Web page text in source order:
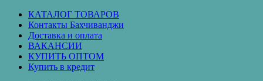
Перейти
содержимому
КАТАЛОГ ТОВАРОВ
Контакты Бахчиванджи
Доставка и оплата
ВАКАНСИИ
КУПИТЬ ОПТОМ
Купить в кредит